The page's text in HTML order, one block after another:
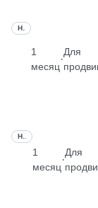
НАВЫК
1
месяц
·
Для
1
месяц
·
Для